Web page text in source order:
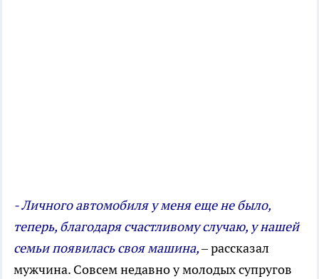
- Личного автомобиля у меня еще не было,
теперь, благодаря счастливому случаю, у нашей
семьи появилась своя машина,– рассказал
мужчина. Совсем недавно у молодых супругов